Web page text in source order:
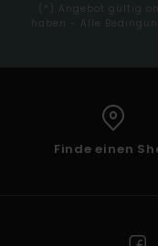
(*) Angebot gültig
haben - Alle
Finde einen